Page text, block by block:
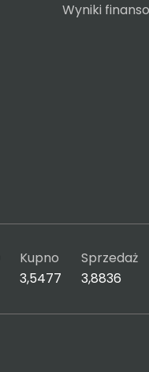
Wyniki
Kupno
3,5477
Sprzedaż
3,8836